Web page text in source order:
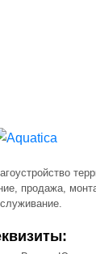
продажа,